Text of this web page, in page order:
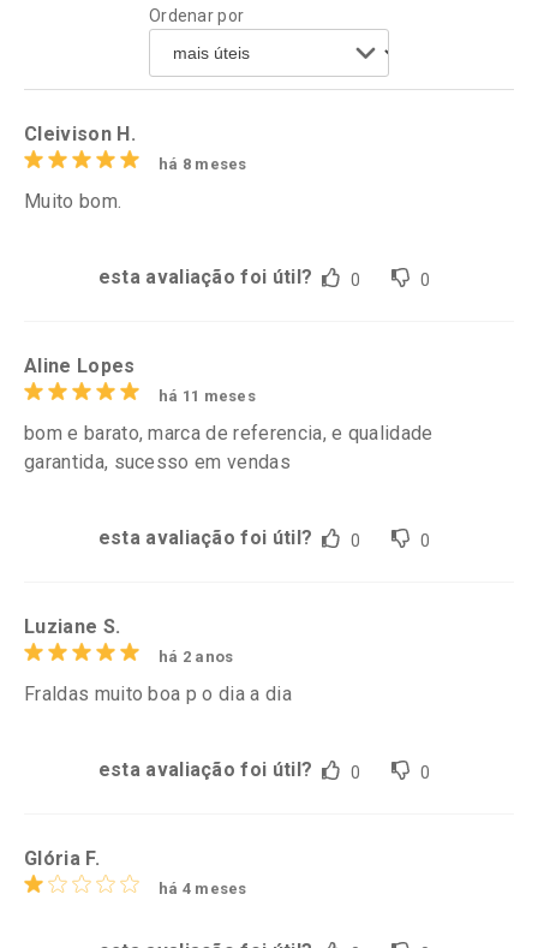
Comprar sem Desconto
Por R$ 10,39/cada
Comprar sem Desconto
Comprar sem Desconto
Por R$ 21,86/cada
Por R$ 21,86/cada
Ordenar por
Cleivison H.
há 8 meses
Muito bom.
esta avaliação foi útil? 0 0
Aline Lopes
há 11 meses
bom e barato, marca de referencia, e qualidade
garantida, sucesso em vendas
esta avaliação foi útil? 0 0
Luziane S.
há 2 anos
Fraldas muito boa p o dia a dia
esta avaliação foi útil? 0 0
Glória F.
há 4 meses